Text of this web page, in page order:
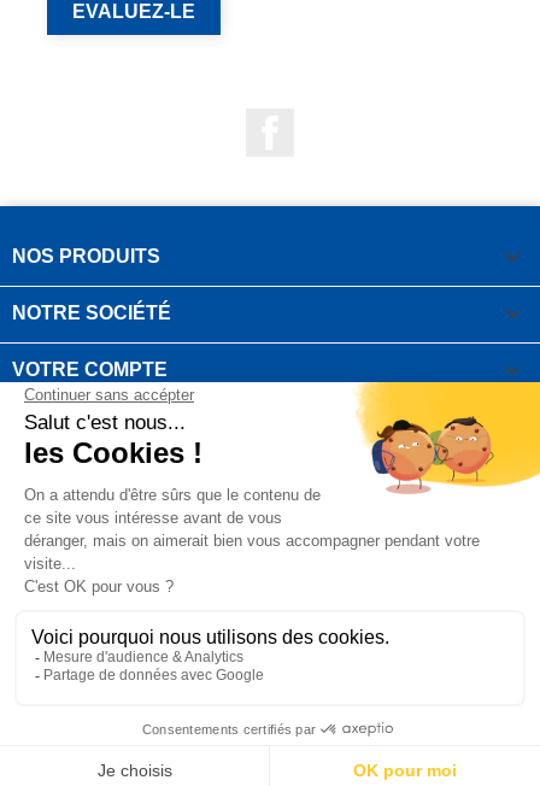
EVALUEZ-LE
NOS PRODUITS 
NOTRE SOCIÉTÉ 
VOTRE COMPTE 
INFORMATIONS DE LA BOUTIQUE

Copyright OUTIROR © 2021